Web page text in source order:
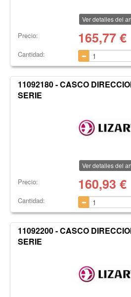
Ver detalles del
Precio: 165,77€
Cantidad:
11092180 - CASCO
SERIE
Ver detalles del
Precio: 160,93 €
Cantidad:
11092200 - CASCO
SERIE